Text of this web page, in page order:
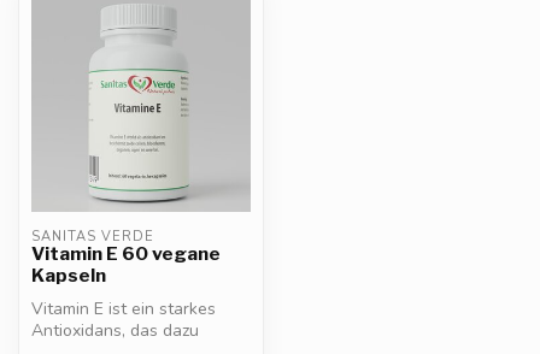
SANITAS VERDE
Vitamin E 60 vegane
Kapseln
Vitamin E ist ein starkes
Antioxidans, das dazu